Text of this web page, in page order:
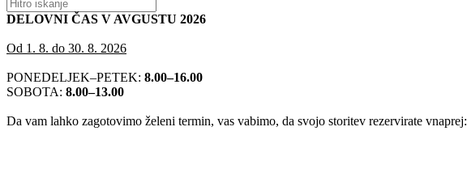
DELOVNI ČAS V AVGUSTU 2026
Od 1. 8. do 30. 8. 2026
PONEDELJEK–PETEK: 8.00–16.00
SOBOTA: 8.00–13.00
Da vam lahko zagotovimo želeni termin, vas vabimo, da svojo storitev rezervirate vnaprej: